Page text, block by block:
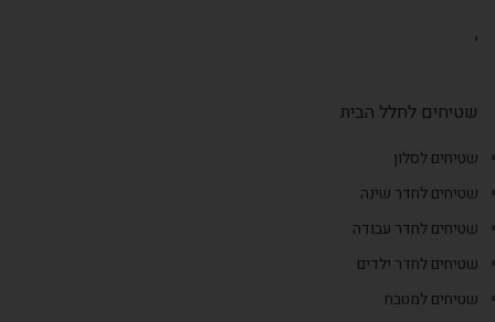
,
שטיחים לחלל הבית
שטיחים לסלון
שטיחים לחדר שינה
שטיחים לחדר עבודה
שטיחים לחדר ילדים
שטיחים למטבח